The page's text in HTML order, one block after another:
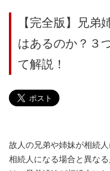
【完全版】兄弟
はあるのか？３
て解説！
故人の兄弟や姉妹が相続
相続人になる場合と異な